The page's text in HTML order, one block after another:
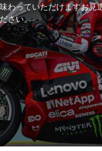
わっていただけますお見
さい。